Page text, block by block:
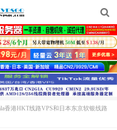
香港HKT线路VPS和日本东京软银线路